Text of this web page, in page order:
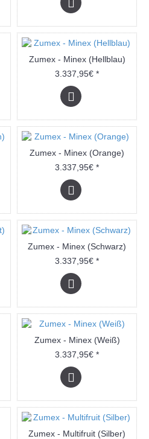
Zumex - Minex (Hellblau)
3.337,95€ *
Zumex - Minex (Orange)
3.337,95€ *
Zumex - Minex (Schwarz)
3.337,95€ *
Zumex - Minex (Weiß)
3.337,95€ *
Zumex - Multifruit (Silber)